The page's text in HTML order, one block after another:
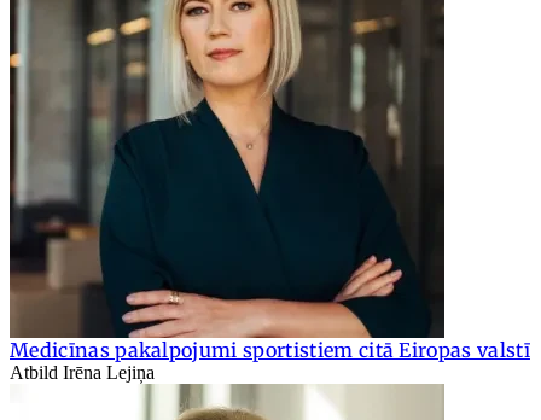
Medicīnas pakalpojumi sportistiem citā Eiropas valstī
Atbild Irēna Lejiņa